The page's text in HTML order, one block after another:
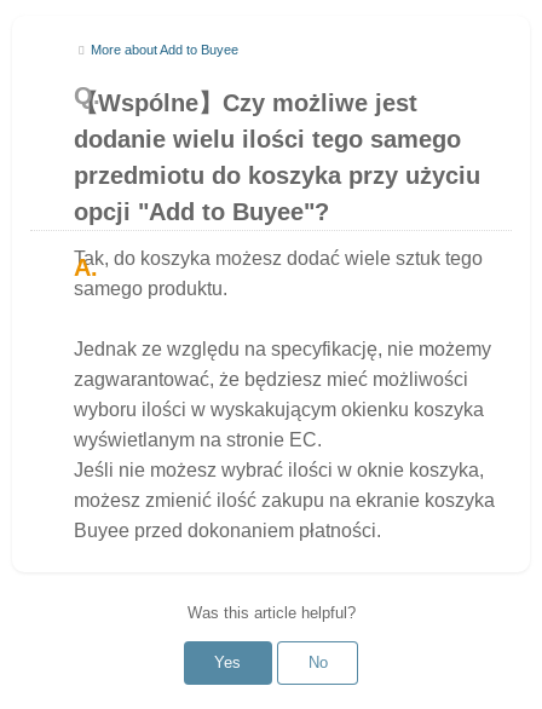
More about Add to Buyee
【Wspólne】Czy możliwe jest
dodanie wielu ilości tego samego
przedmiotu do koszyka przy użyciu
opcji "Add to Buyee"?
Tak, do koszyka możesz dodać wiele sztuk tego
samego produktu.
Jednak ze względu na specyfikację, nie możemy
zagwarantować, że będziesz mieć możliwości
wyboru ilości w wyskakującym okienku koszyka
wyświetlanym na stronie EC.
Jeśli nie możesz wybrać ilości w oknie koszyka,
możesz zmienić ilość zakupu na ekranie koszyka
Buyee przed dokonaniem płatności.
Was this article helpful?
Yes No